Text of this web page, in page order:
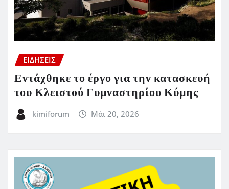
ΕΙΔΗΣΕΙΣ
Εντάχθηκε το έργο για την κατασκευή
του Κλειστού Γυμναστηρίου Κύμης
kimiforum Μάι 20, 2026